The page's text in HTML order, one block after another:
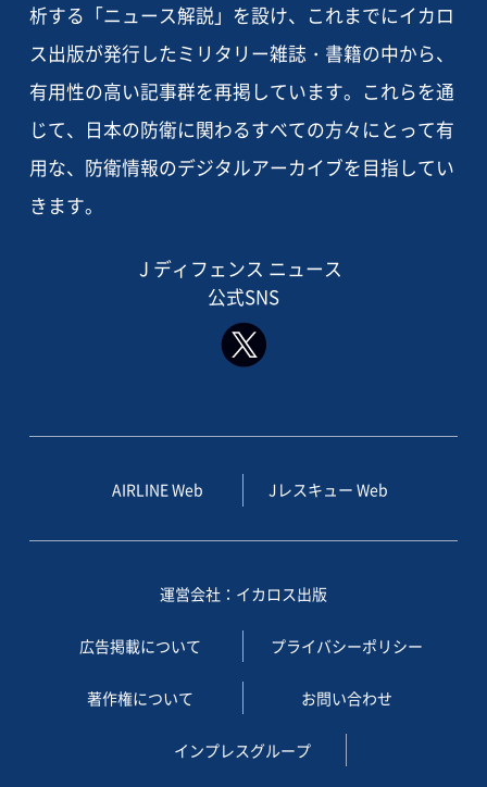
析する「ニュース解説」を設け、これまでにイカロ
ス出版が発行したミリタリー雑誌・書籍の中から、
有用性の高い記事群を再掲しています。これらを通
じて、日本の防衛に関わるすべての方々にとって有
用な、防衛情報のデジタルアーカイブを目指してい
きます。
J ディフェンス ニュース
公式SNS
AIRLINE Web Jレスキュー Web
運営会社：イカロス出版
広告掲載について プライバシーポリシー
著作権について お問い合わせ
インプレスグループ